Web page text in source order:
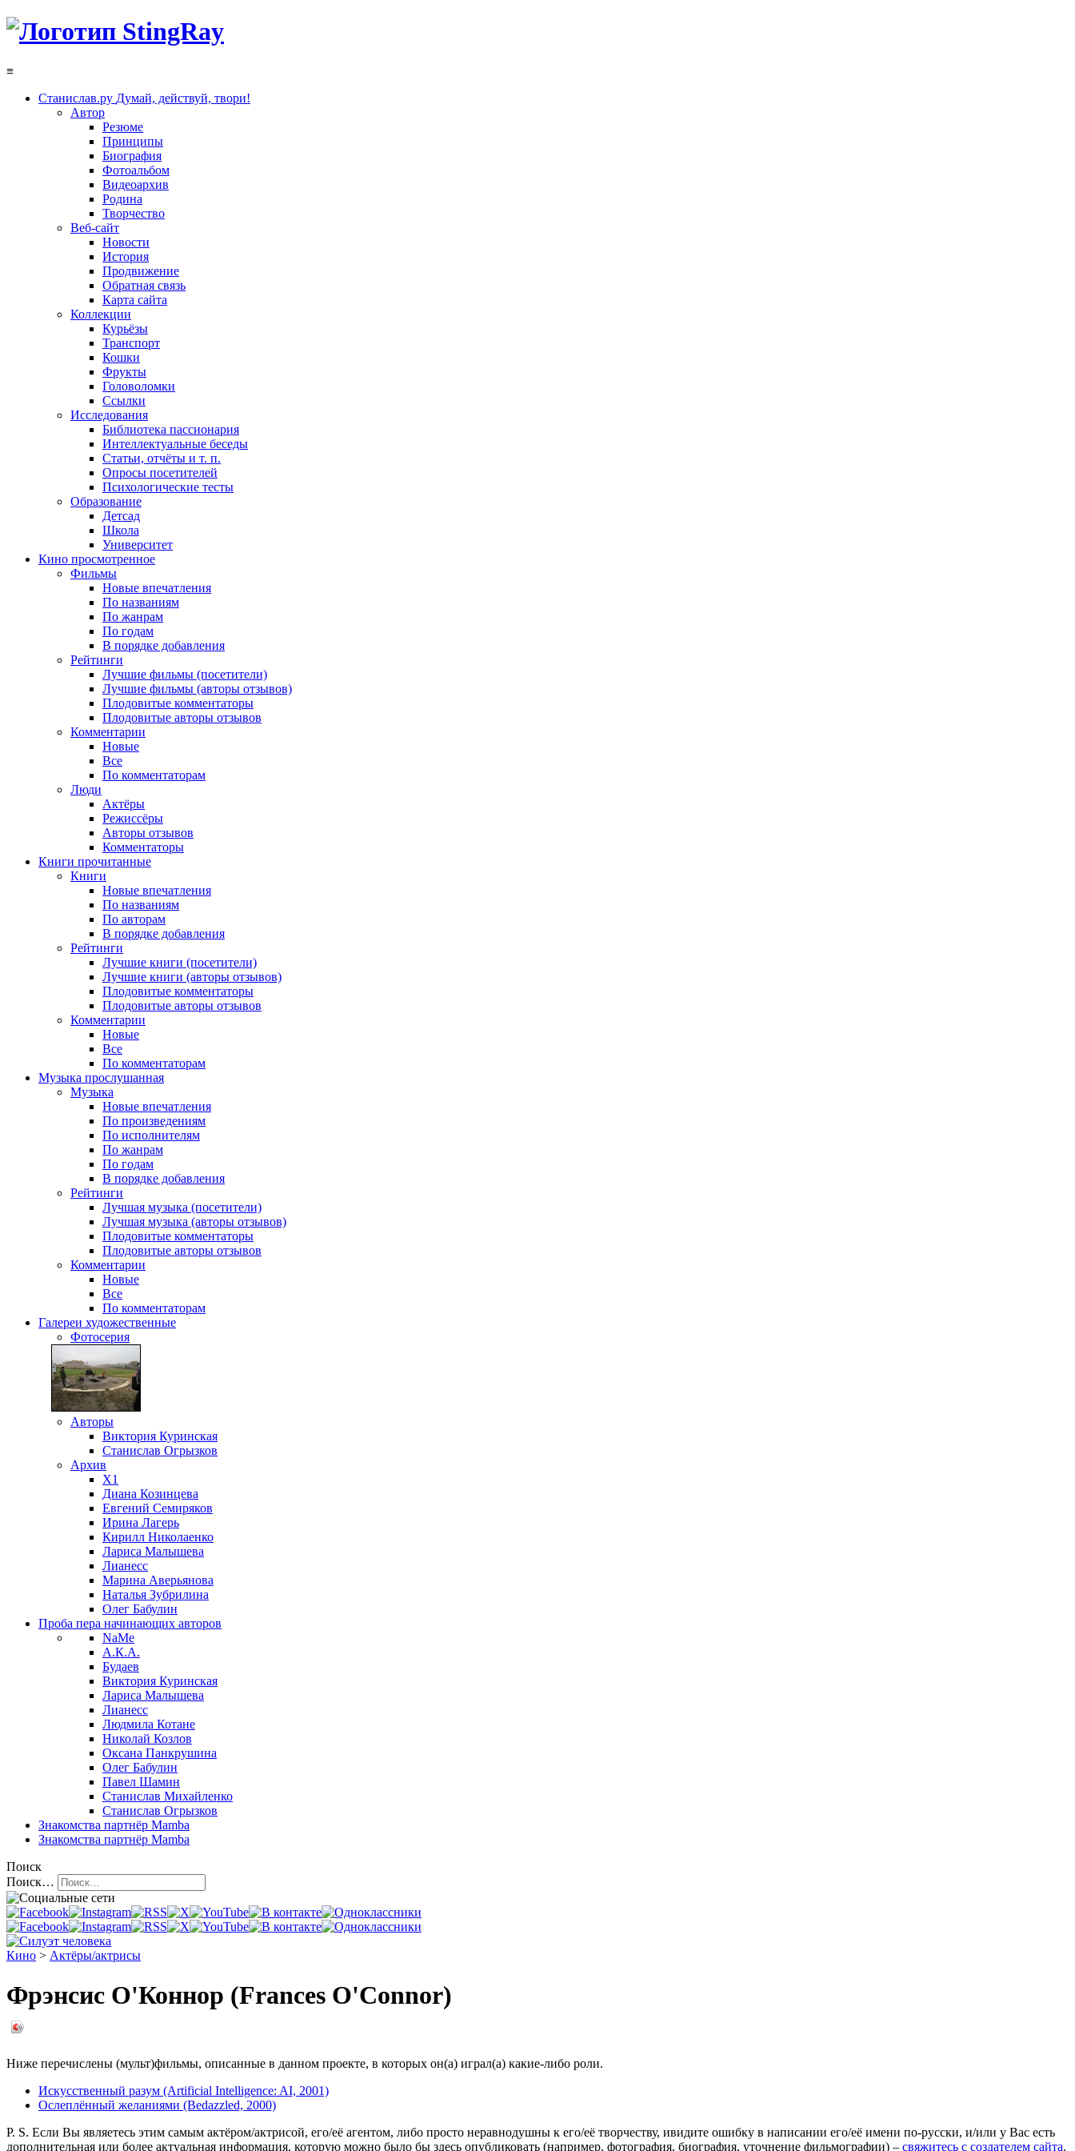
≡
Станислав.ру Думай, действуй, твори!
Автор
Резюме
Принципы
Биография
Фотоальбом
Видеоархив
Родина
Творчество
Веб-сайт
Новости
История
Продвижение
Обратная связь
Карта сайта
Коллекции
Курьёзы
Транспорт
Кошки
Фрукты
Головоломки
Ссылки
Исследования
Библиотека пассионария
Интеллектуальные беседы
Статьи, отчёты и т. п.
Опросы посетителей
Психологические тесты
Образование
Детсад
Школа
Университет
Кино просмотренное
Фильмы
Новые впечатления
По названиям
По жанрам
По годам
В порядке добавления
Рейтинги
Лучшие фильмы (посетители)
Лучшие фильмы (авторы отзывов)
Плодовитые комментаторы
Плодовитые авторы отзывов
Комментарии
Новые
Все
По комментаторам
Люди
Актёры
Режиссёры
Авторы отзывов
Комментаторы
Книги прочитанные
Книги
Новые впечатления
По названиям
По авторам
В порядке добавления
Рейтинги
Лучшие книги (посетители)
Лучшие книги (авторы отзывов)
Плодовитые комментаторы
Плодовитые авторы отзывов
Комментарии
Новые
Все
По комментаторам
Музыка прослушанная
Музыка
Новые впечатления
По произведениям
По исполнителям
По жанрам
По годам
В порядке добавления
Рейтинги
Лучшая музыка (посетители)
Лучшая музыка (авторы отзывов)
Плодовитые комментаторы
Плодовитые авторы отзывов
Комментарии
Новые
Все
По комментаторам
Галереи художественные
Фотосерия
Авторы
Виктория Куринская
Станислав Огрызков
Архив
X1
Диана Козинцева
Евгений Семиряков
Ирина Лагерь
Кирилл Николаенко
Лариса Малышева
Лианесс
Марина Аверьянова
Наталья Зубрилина
Олег Бабулин
Проба пера начинающих авторов
NaMe
А.К.А.
Будаев
Виктория Куринская
Лариса Малышева
Лианесс
Людмила Котане
Николай Козлов
Оксана Панкрушина
Олег Бабулин
Павел Шамин
Станислав Михайленко
Станислав Огрызков
Знакомства партнёр Mamba
Знакомства партнёр Mamba
Поиск
Поиск…
Кино > Актёры/актрисы
Фрэнсис О'Коннор (Frances O'Connor)
Ниже перечислены (мульт)фильмы, описанные в данном проекте, в которых он(а) играл(а) какие-либо роли.
Искусственный разум (Artificial Intelligence: AI, 2001)
Ослеплённый желаниями (Bedazzled, 2000)
P. S. Если Вы являетесь этим самым актёром/актрисой, его/её агентом, либо просто неравнодушны к его/её творчеству, ивидите ошибку в написании его/её имени по-русски, и/или у Вас есть
дополнительная или более актуальная информация, которую можно было бы здесь опубликовать (например, фотография, биография, уточнение фильмографии) – свяжитесь с создателем сайта.